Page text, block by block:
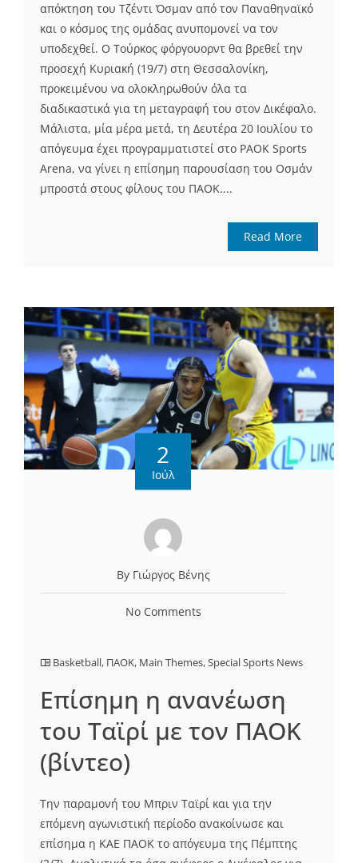
απόκτηση του Τζέντι Όσμαν από τον Παναθηναϊκό
και ο κόσμος της ομάδας ανυπομονεί να τον
υποδεχθεί. Ο Τούρκος φόργουορντ θα βρεθεί την
προσεχή Κυριακή (19/7) στη Θεσσαλονίκη,
προκειμένου να ολοκληρωθούν όλα τα
διαδικαστικά για τη μεταγραφή του στον Δικέφαλο.
Μάλιστα, μία μέρα μετά, τη Δευτέρα 20 Ιουλίου το
απόγευμα έχει προγραμματιστεί στο PAOK Sports
Arena, να γίνει η επίσημη παρουσίαση του Οσμάν
μπροστά στους φίλους του ΠΑΟΚ....
Read More
2
Ιούλ
By Γιώργος Βένης
No Comments
Basketball, ΠΑΟΚ, Main Themes,Special Sports News
Επίσημη η ανανέωση
του Ταϊρί με τον ΠΑΟΚ
(βίντεο)
Την παραμονή του Μπριν Ταϊρί και για την
επόμενη αγωνιστική περίοδο ανακοίνωσε και
επίσημα η ΚΑΕ ΠΑΟΚ το απόγευμα της Πέμπτης